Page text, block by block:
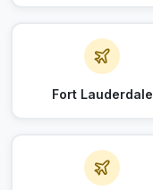
Fort Lauderdale